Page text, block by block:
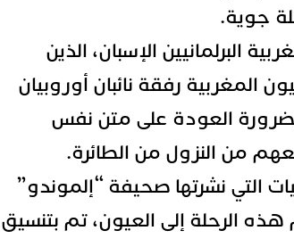
جوية.
البرلمانيين الإسبان، الذين
المغربية رفقة نائبان أوروبيان
بضرورة العودة على متن نفس
من النزول من الطائرة.
التي نشرتها صحيفة “إلموندو”
هذه الرحلة إلى العيون، تم بتنسيق